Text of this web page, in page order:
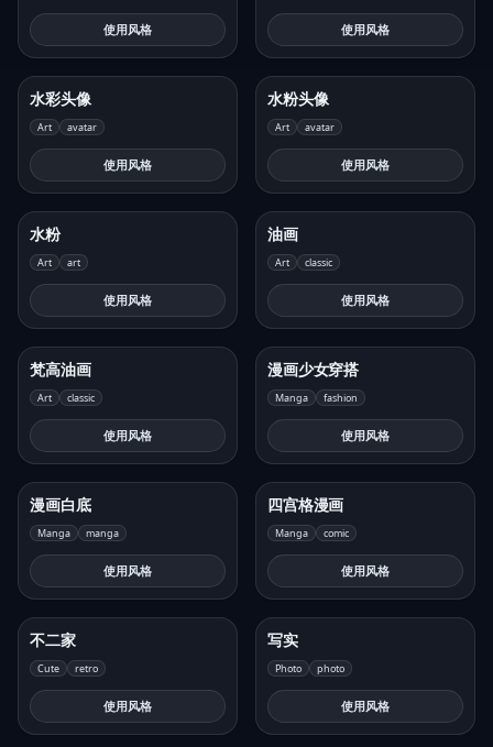
使用风格 使用风格
水彩头像
Art avatar
使用风格
水粉头像
Art avatar
使用风格
水粉
Art art
使用风格
油画
Art classic
使用风格
梵高油画
Art classic
使用风格
漫画少女穿搭
Manga fashion
使用风格
漫画白底
Manga manga
使用风格
四宫格漫画
Manga comic
使用风格
不二家
Cute retro
使用风格
写实
Photo photo
使用风格